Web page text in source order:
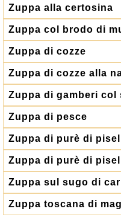
Zuppa alla certosina
Zuppa col brodo di
Zuppa di cozze
Zuppa di cozze alla
Zuppa di gamberi col
Zuppa di pesce
Zuppa di purè di
Zuppa di purè di
Zuppa sul sugo di
Zuppa toscana di